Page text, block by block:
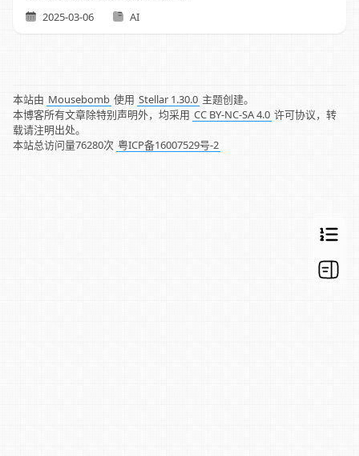
2025-03-06 AI
本站由 Mousebomb 使用 Stellar 1.30.0 主题创建。
本博客所有文章除特别声明外，均采用 CC BY-NC-SA 4.0 许可协议，转
载请注明出处。
本站总访问量76280次 粤ICP备16007529号-2